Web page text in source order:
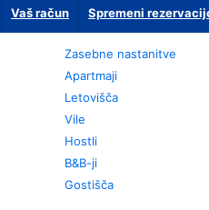
Vaš račun Spremeni
Zasebne nastanitve
Apartmaji
Letovišča
Vile
Hostli
B&B-ji
Gostišča